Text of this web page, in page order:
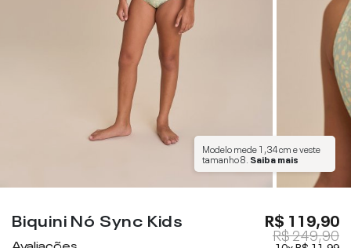
Modelo mede1,34 cme veste
tamanho8 Saiba mais
Biquini Nó Sync Kids
Avaliações
R$ 119,90
R$ 249,90